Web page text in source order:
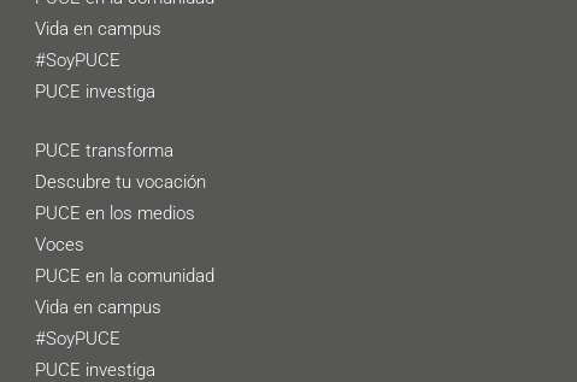
Vida en campus
#SoyPUCE
PUCE investiga
PUCE transforma
Descubre tu vocación
PUCE en los medios
Voces
PUCE en la comunidad
Vida en campus
#SoyPUCE
PUCE investiga